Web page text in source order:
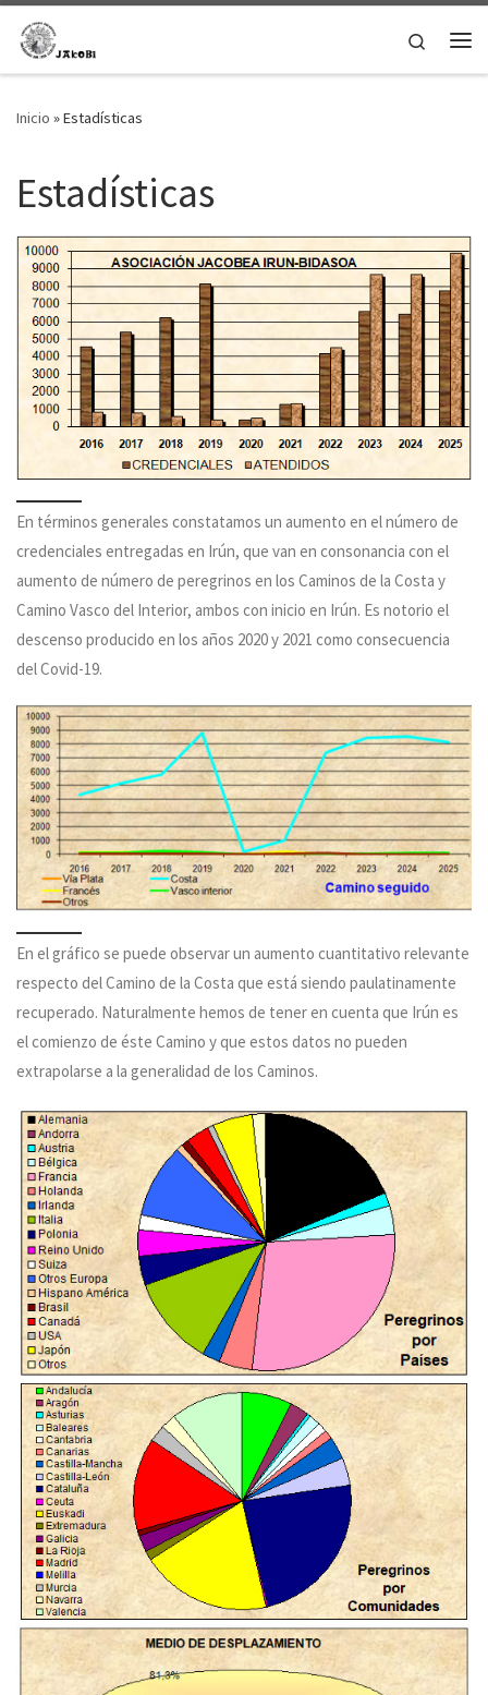
Saltar al contenido
Search
Inicio »Estadísticas
Estadísticas
En términos generales constatamos un aumento en el número de
credenciales entregadas en Irún, que van en consonancia con el
aumento de número de peregrinos en los Caminos de la Costa y
Camino Vasco del Interior, ambos con inicio en Irún. Es notorio el
descenso producido en los años 2020 y 2021 como consecuencia
del Covid-19.
En el gráfico se puede observar un aumento cuantitativo relevante
respecto del Camino de la Costa que está siendo paulatinamente
recuperado. Naturalmente hemos de tener en cuenta que Irún es
el comienzo de éste Camino y que estos datos no pueden
extrapolarse a la generalidad de los Caminos.